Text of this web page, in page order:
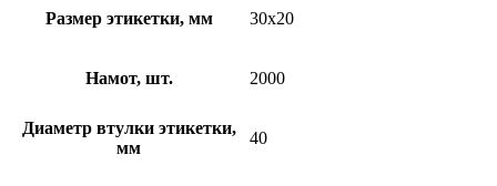
Размер этикетки, мм 30х20
Намот, шт. 2000
Диаметр втулки этикетки,
мм
40